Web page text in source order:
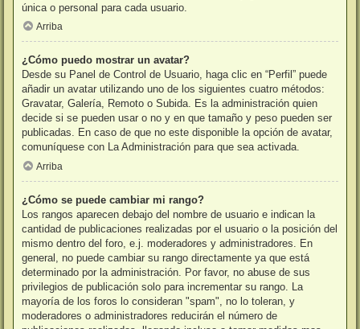
única o personal para cada usuario.
Arriba
¿Cómo puedo mostrar un avatar?
Desde su Panel de Control de Usuario, haga clic en “Perfil” puede
añadir un avatar utilizando uno de los siguientes cuatro métodos:
Gravatar, Galería, Remoto o Subida. Es la administración quien
decide si se pueden usar o no y en que tamaño y peso pueden ser
publicadas. En caso de que no este disponible la opción de avatar,
comuníquese con La Administración para que sea activada.
Arriba
¿Cómo se puede cambiar mi rango?
Los rangos aparecen debajo del nombre de usuario e indican la
cantidad de publicaciones realizadas por el usuario o la posición del
mismo dentro del foro, e.j. moderadores y administradores. En
general, no puede cambiar su rango directamente ya que está
determinado por la administración. Por favor, no abuse de sus
privilegios de publicación solo para incrementar su rango. La
mayoría de los foros lo consideran "spam", no lo toleran, y
moderadores o administradores reducirán el número de